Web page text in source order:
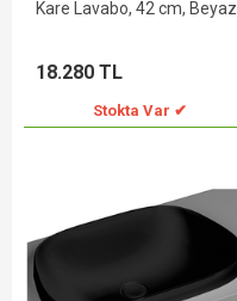
Kare Lavabo, 42 cm, Beyaz
18.280 TL
Stokta Var ✔